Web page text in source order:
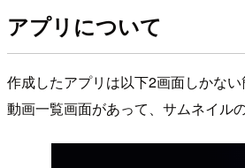
アプリについて
作成したアプリは以下2画面しかない
動画一覧画面があって、サムネイル